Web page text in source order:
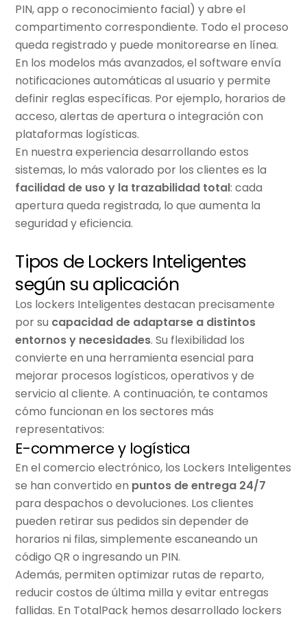
PIN, app o reconocimiento facial) y abre el
compartimento correspondiente. Todo el proceso
queda registrado y puede monitorearse en línea.
En los modelos más avanzados, el software envía
notificaciones automáticas al usuario y permite
definir reglas específicas. Por ejemplo, horarios de
acceso, alertas de apertura o integración con
plataformas logísticas.
En nuestra experiencia desarrollando estos
sistemas, lo más valorado por los clientes es la
facilidad de uso y la trazabilidad total: cada
apertura queda registrada, lo que aumenta la
seguridad y eficiencia.
Tipos de Lockers Inteligentes
según su aplicación
Los lockers Inteligentes destacan precisamente
por su capacidad de adaptarse a distintos
entornos y necesidades. Su flexibilidad los
convierte en una herramienta esencial para
mejorar procesos logísticos, operativos y de
servicio al cliente. A continuación, te contamos
cómo funcionan en los sectores más
representativos:
E-commerce y logística
En el comercio electrónico, los Lockers Inteligentes
se han convertido en puntos de entrega 24/7
para despachos o devoluciones. Los clientes
pueden retirar sus pedidos sin depender de
horarios ni filas, simplemente escaneando un
código QR o ingresando un PIN.
Además, permiten optimizar rutas de reparto,
reducir costos de última milla y evitar entregas
fallidas. En TotalPack hemos desarrollado lockers